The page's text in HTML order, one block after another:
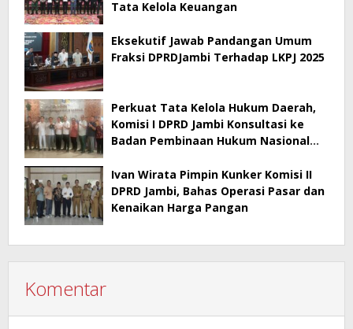
Tata Kelola Keuangan
Eksekutif Jawab Pandangan Umum
Fraksi DPRDJambi Terhadap LKPJ 2025
Perkuat Tata Kelola Hukum Daerah,
Komisi I DPRD Jambi Konsultasi ke
Badan Pembinaan Hukum Nasional
Ivan Wirata Pimpin Kunker Komisi II
DPRD Jambi, Bahas Operasi Pasar dan
Kenaikan Harga Pangan
Komentar